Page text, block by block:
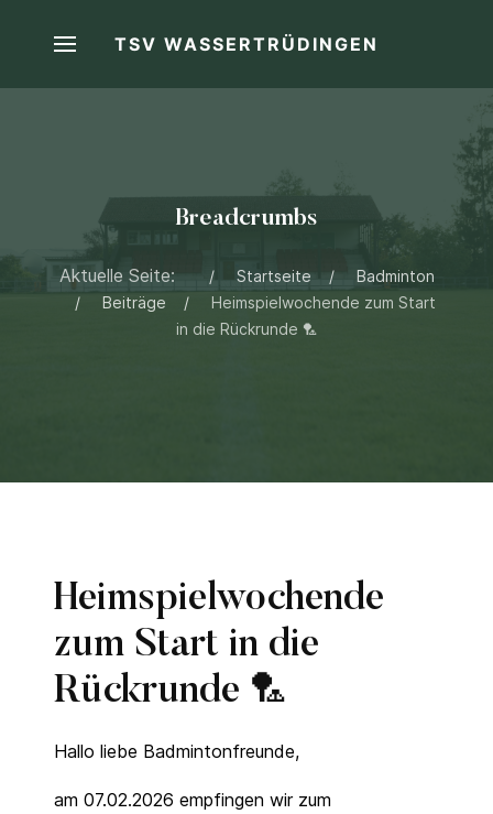
TSV WASSERTRÜDINGEN
Breadcrumbs
Aktuelle Seite: Startseite
Badminton
Beiträge
Heimspielwochende zum Start
in die Rückrunde 🏸
Heimspielwochende
zum Start in die
Rückrunde 🏸
Hallo liebe Badmintonfreunde,
am 07.02.2026 empfingen wir zum